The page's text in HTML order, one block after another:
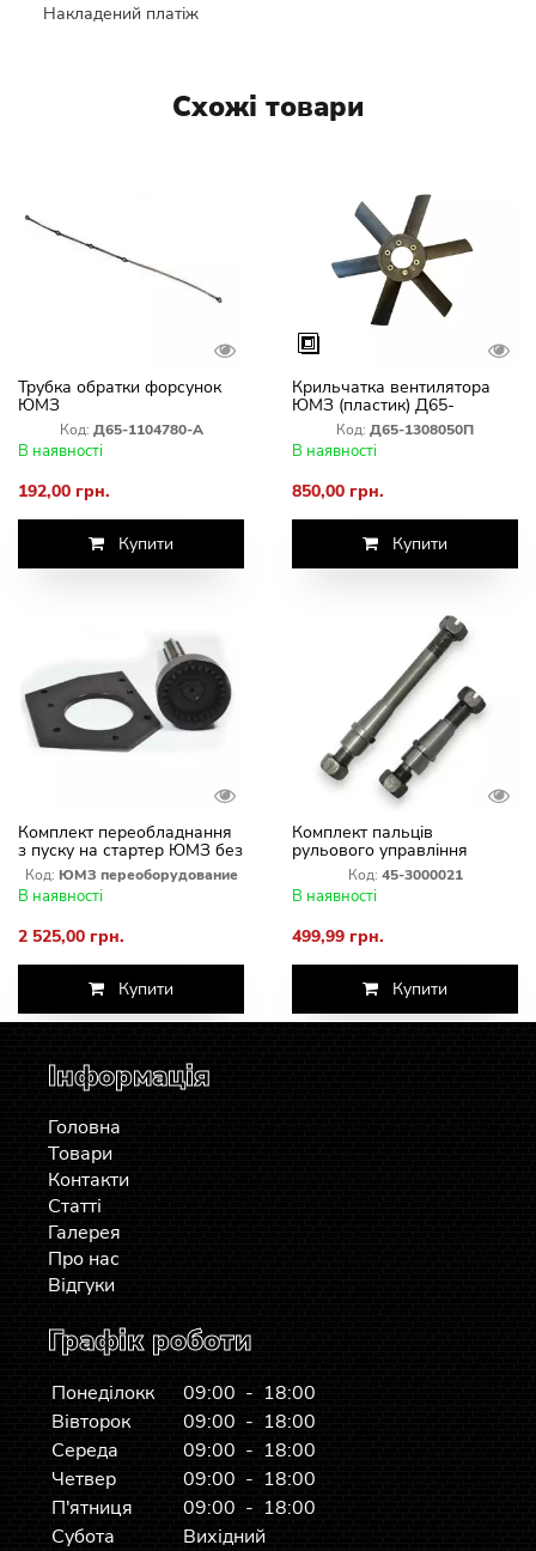
Накладений платіж
Схожі товари
Трубка обратки форсунок
ЮМЗ
Код: Д65-1104780-А
В наявності
192,00 грн.
Купити
Крильчатка вентилятора
ЮМЗ (пластик) Д65-
1308050П
Код: Д65-1308050П
В наявності
850,00 грн.
Купити
Комплект переобладнання
з пуску на стартер ЮМЗ без
заміни плити та маховика
Код: ЮМЗ переоборудование
В наявності
2 525,00 грн.
Купити
Комплект пальців
рульового управління
ЦС/50 ЮМЗ-6 45-3000021
Код: 45-3000021
В наявності
499,99 грн.
Купити
Інформація
Головна
Товари
Контакти
Статті
Галерея
Про нас
Відгуки
Графік роботи
Понеділокк
09:00 - 18:00
Вівторок
09:00 - 18:00
Середа
09:00 - 18:00
Четвер
09:00 - 18:00
П'ятниця
09:00 - 18:00
Субота
Вихідний